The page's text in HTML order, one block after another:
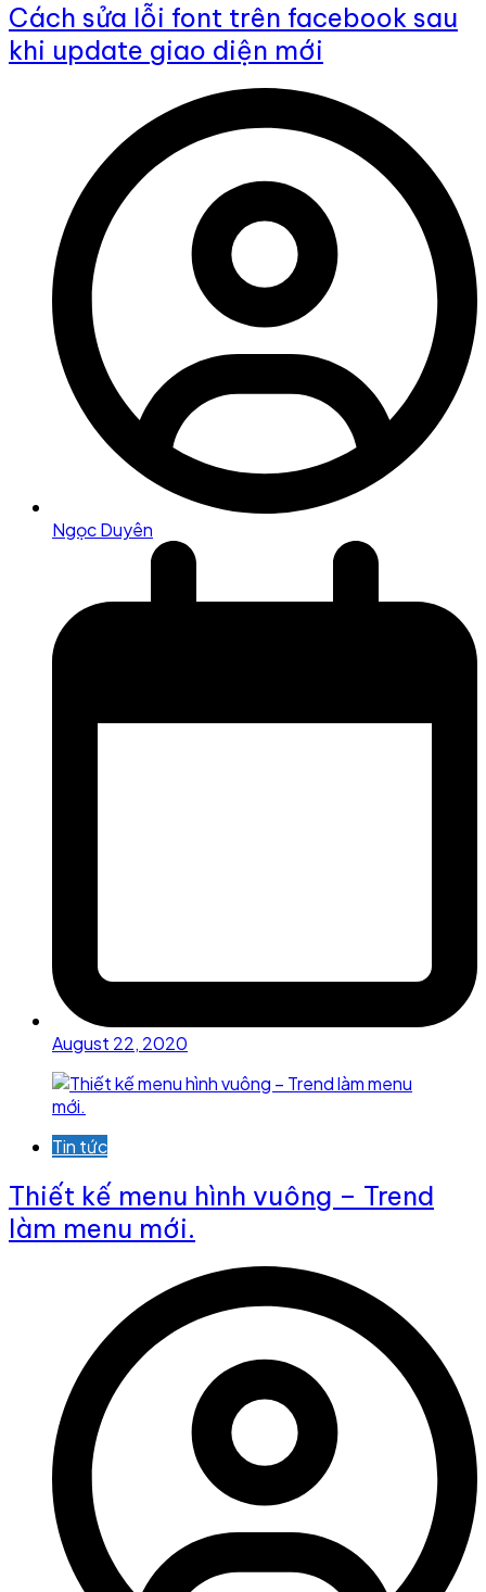
Cách sửa lỗi font trên facebook sau
khi update giao diện mới
Ngọc Duyên
August 22, 2020
Tin tức
Thiết kế menu hình vuông – Trend
làm menu mới.